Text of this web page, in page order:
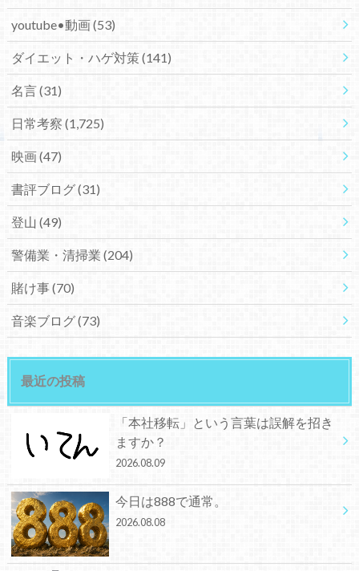
youtube•動画(53)
ダイエット・ハゲ対策(141)
名言(31)
日常考察 (1,725)
映画(47)
書評ブログ(31)
登山 (49)
警備業・清掃業 (204)
賭け事(70)
音楽ブログ(73)
最近の投稿
「本社移転」という言葉は誤解を招き
ますか？
2026.08.09
今日は888で通常。
2026.08.08